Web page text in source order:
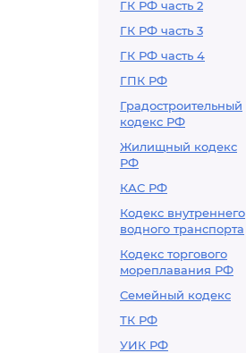
ГК РФ часть 2
ГК РФ часть 3
ГК РФ часть 4
ГПК РФ
Градостроительный
кодекс РФ
Жилищный кодекс
РФ
КАС РФ
Кодекс внутреннего
водного транспорта
Кодекс торгового
мореплавания РФ
Семейный кодекс
ТК РФ
УИК РФ